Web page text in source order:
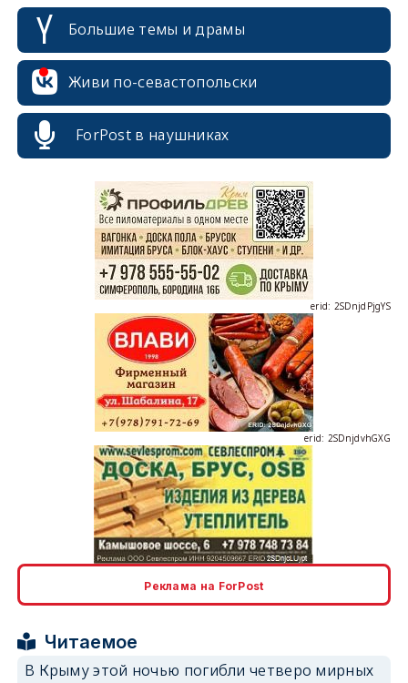
Большие темы и драмы
Живи по-севастопольски
ForPost в наушниках
erid: 2SDnjcrDNw6
erid: 2SDnjdvhGXG
erid: 2SDnjcLUypt
Реклама на ForPost
Читаемое
В Крыму этой ночью погибли четверо мирных